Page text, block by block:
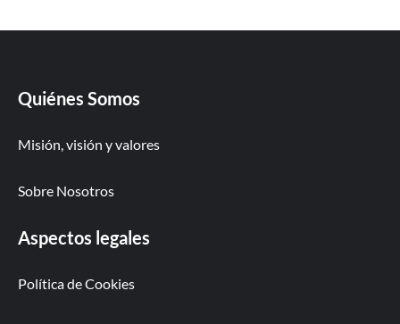
Quiénes Somos
Misión, visión y valores
Sobre Nosotros
Aspectos legales
Política de Cookies